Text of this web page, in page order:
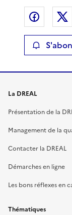
La DREAL
Présentation de la
Management de la
Contacter la DREAL
Démarches en ligne
Les bons réflexes en
Thématiques